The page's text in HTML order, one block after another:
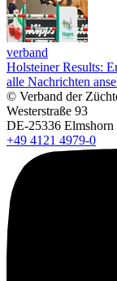
verband
Holsteiner Results:
alle Nachrichten
© Verband der
Westerstraße 93
DE-25336 Elmshorn
+49 4121 4979-0